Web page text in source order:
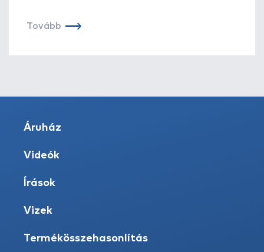
Tovább
Áruház
Videók
Írások
Vizek
Termékösszehasonlítás